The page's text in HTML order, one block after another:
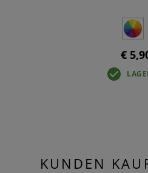
€
KUNDEN